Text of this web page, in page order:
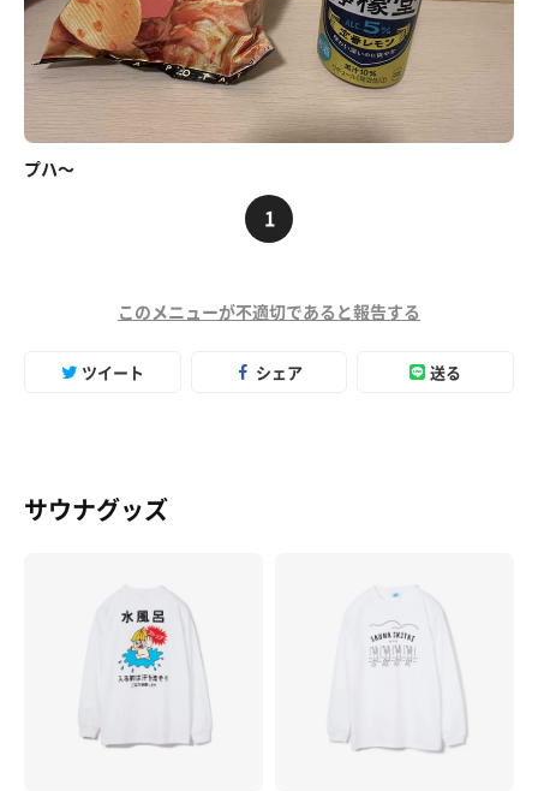
プハ〜
1
このメニューが不適切であると報告する
ツイート シェア 送る
サウナグッズ